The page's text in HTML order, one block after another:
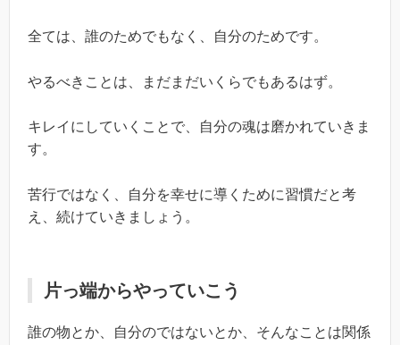
全ては、誰のためでもなく、自分のためです。
やるべきことは、まだまだいくらでもあるはず。
キレイにしていくことで、自分の魂は磨かれていきま
す。
苦行ではなく、自分を幸せに導くために習慣だと考
え、続けていきましょう。
片っ端からやっていこう
誰の物とか、自分のではないとか、そんなことは関係